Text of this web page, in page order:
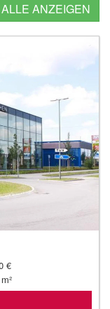
ALLE ANZEIGEN
€